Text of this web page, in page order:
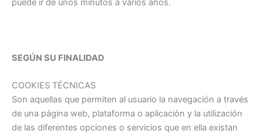
puede ir de unos minutos a varios años.
SEGÚN SU FINALIDAD
COOKIES TÉCNICAS
Son aquellas que permiten al usuario la navegación a través
de una página web, plataforma o aplicación y la utilización
de las diferentes opciones o servicios que en ella existan